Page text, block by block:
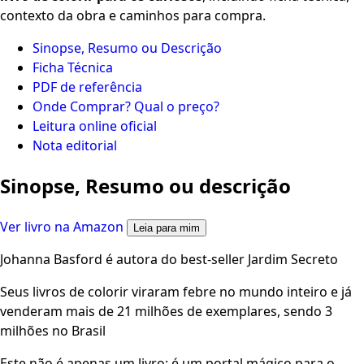
contexto da obra e caminhos para compra.
Sinopse, Resumo ou Descrição
Ficha Técnica
PDF de referência
Onde Comprar? Qual o preço?
Leitura online oficial
Nota editorial
Sinopse, Resumo ou descrição
Ver livro na Amazon Leia para mim
Johanna Basford é autora do best-seller Jardim Secreto
Seus livros de colorir viraram febre no mundo inteiro e já
venderam mais de 21 milhões de exemplares, sendo 3
milhões no Brasil